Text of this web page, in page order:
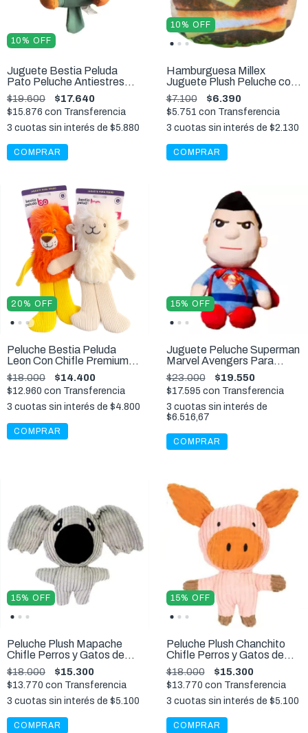
10% OFF
Juguete Bestia Peluda
Pato Peluche Antiestres
Premium Para Perros 24 cm
$19.600 $17.640
$15.876 con Transferencia
3 cuotas sin interés de $5.880
COMPRAR
10% OFF
Hamburguesa Millex
Juguete Plush Peluche con
Chifle 14 Cm
$7.100 $6.390
$5.751 con Transferencia
3 cuotas sin interés de $2.130
COMPRAR
20% OFF
Peluche Bestia Peluda
Leon Con Chifle Premium
Perros Senior Juguete
$18.000 $14.400
$12.960 con Transferencia
3 cuotas sin interés de $4.800
15% OFF
Juguete Peluche Superman
Marvel Avengers Para
Perros
$23.000 $19.550
$17.595 con Transferencia
3 cuotas sin interés de
$6.516,67
15% OFF
Peluche Plush Mapache
Chifle Perros y Gatos de
todos los tamaños
$18.000 $15.300
$13.770 con Transferencia
3 cuotas sin interés de $5.100
15% OFF
Peluche Plush Chanchito
Chifle Perros y Gatos de
todos los tamaños
$18.000 $15.300
$13.770 con Transferencia
3 cuotas sin interés de $5.100